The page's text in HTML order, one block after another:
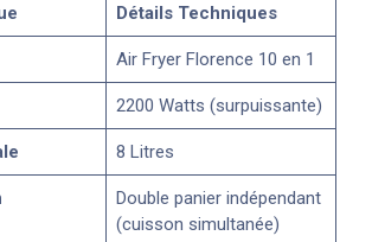
Détails Techniques
Air Fryer Florence 10 en 1
2200 Watts (surpuissante)
8 Litres
Double panier indépendant
(cuisson simultanée)